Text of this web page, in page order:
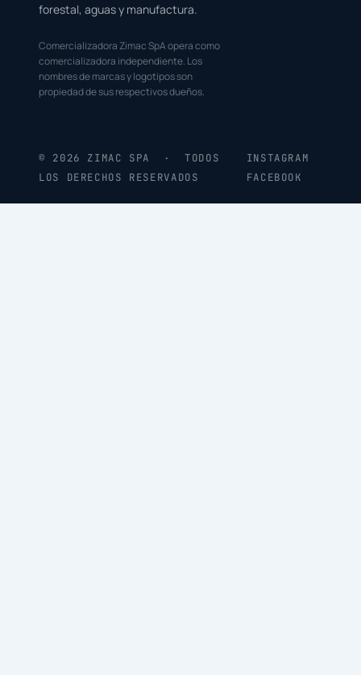
forestal, aguas y manufactura.
Comercializadora Zimac SpA opera como
comercializadora independiente. Los
nombres de marcas y logotipos son
propiedad de sus respectivos dueños.
© 2026 ZIMAC SPA · TODOS
LOS DERECHOS RESERVADOS
INSTAGRAM
FACEBOOK